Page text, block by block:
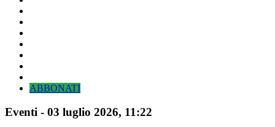
ABBONATI
Eventi - 03 luglio 2026, 11:22